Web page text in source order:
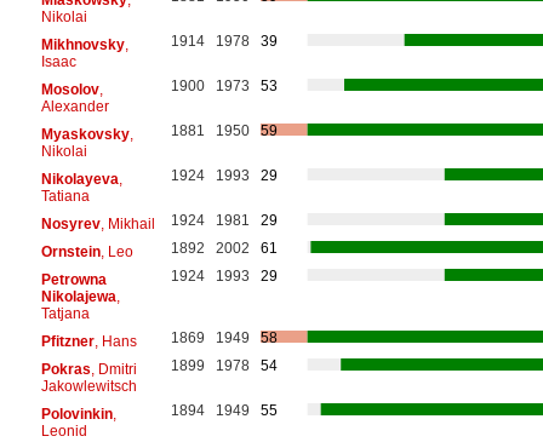
Nikolai
Mikhnovsky,
Isaac
1914 1978 39
Mosolov,
Alexander
1900 1973 53
Myaskovsky,
Nikolai
1881 1950 59
Nikolayeva
Tatiana
1924 1993 29
Nosyrev, Mikhail 1924 1981
29
Ornstein, Leo 1892 2002
61
Petrowna
Nikolajewa
Tatjana
1924 1993 29
Pfitzner, Hans 1869 1949
58
Pokras , Dmitri
Jakowlewitsch
1899 1978 54
Polovinkin,
Leonid
1894 1949 55